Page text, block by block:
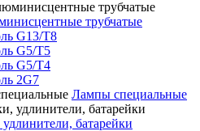
трубчатые
G13/T8
G5/Т5
G5/T4
2G7
Лампы специальные
батарейки